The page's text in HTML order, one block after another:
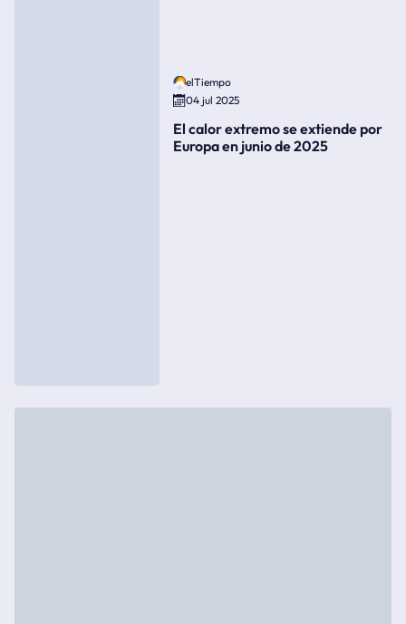
elTiempo
04 jul 2025
El calor extremo se extiende por
Europa en junio de 2025